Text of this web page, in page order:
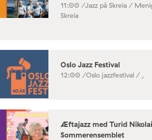
11:00 /Jazz på Skreia /
Skreia
Oslo Jazz Festival
12:00 /Oslo jazzfestival / ,
Æftajazz med Turid
Sommerensemblet